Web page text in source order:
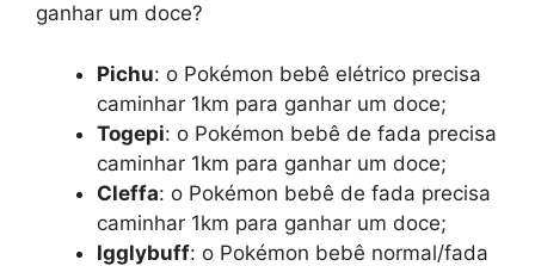
ganhar um doce?
Pichu: o Pokémon bebê elétrico precisa
caminhar 1km para ganhar um doce;
Togepi: o Pokémon bebê de fada precisa
caminhar 1km para ganhar um doce;
Cleffa: o Pokémon bebê de fada precisa
caminhar 1km para ganhar um doce;
Igglybuff: o Pokémon bebê normal/fada